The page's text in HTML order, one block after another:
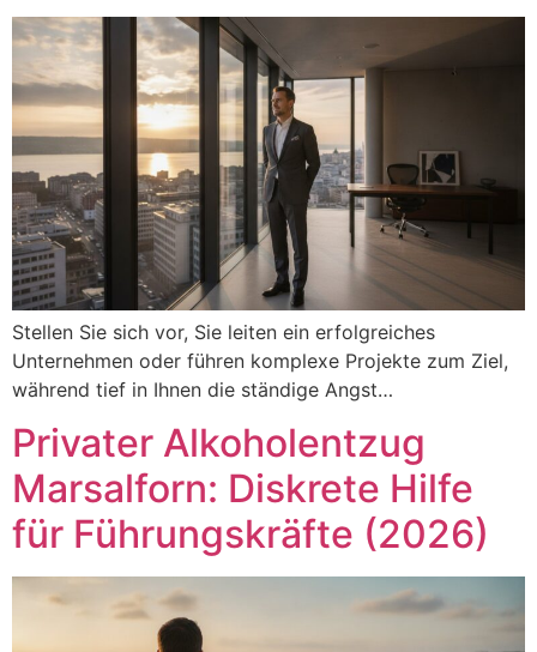
Stellen Sie sich vor, Sie leiten ein erfolgreiches
Unternehmen oder führen komplexe Projekte zum Ziel,
während tief in Ihnen die ständige Angst…
Privater Alkoholentzug
Marsalforn: Diskrete Hilfe
für Führungskräfte (2026)